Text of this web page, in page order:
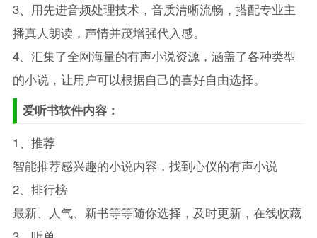
3、用先进音频处理技术，音质清晰流畅，搭配专业主
播真人朗读，声情并茂增强代入感。
4、汇集了全网海量的有声小说资源，涵盖了各种类型
的小说，让用户可以根据自己的喜好自由选择。
爱听书软件内容：
1、推荐
智能推荐感兴趣的小说内容，找到心仪的有声小说
2、排行榜
最新、人气、新书等等随你选择，及时更新，在线收藏